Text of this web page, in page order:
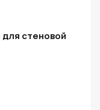
стеновой